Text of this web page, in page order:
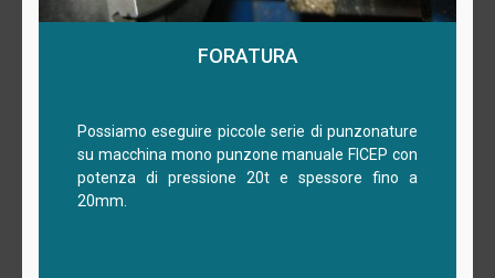
FORATURA
Possiamo eseguire piccole serie di punzonature
su macchina mono punzone manuale FICEP con
potenza di pressione 20t e spessore fino a
20mm.